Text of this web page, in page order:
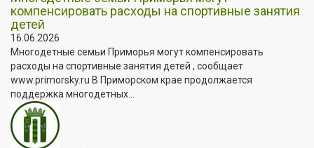
компенсировать расходы на спортивные занятия
детей
16.06.2026
Многодетные семьи Приморья могут компенсировать
расходы на спортивные занятия детей , сообщает
www.primorsky.ru В Приморском крае продолжается
поддержка многодетных...